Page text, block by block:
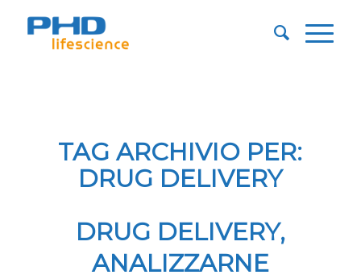
TAG ARCHIVIO PER:
DRUG DELIVERY
DRUG DELIVERY,
ANALIZZARNE